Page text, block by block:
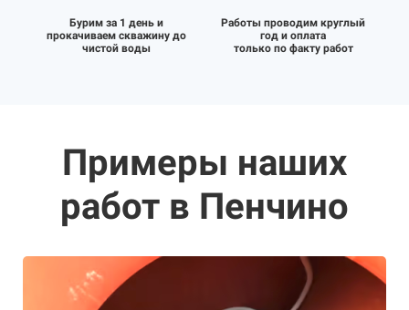
Бурим за 1 день и
прокачиваем скважину до
чистой воды
Работы проводим круглый
год и оплата
только по факту работ
Примеры наших
работ в Пенчино